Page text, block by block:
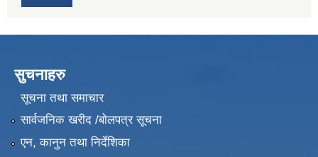
सुचनाहरु
सूचना तथा समाचार
सार्वजनिक खरीद /बोलपत्र सूचना
एन, कानुन तथा निर्देशिका